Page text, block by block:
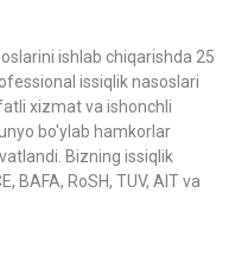
ishlab chiqarishda 25
issiqlik nasoslari
xizmat va ishonchli
bo'ylab hamkorlar
Bizning issiqlik
BAFA, RoSH, TUV, AIT va